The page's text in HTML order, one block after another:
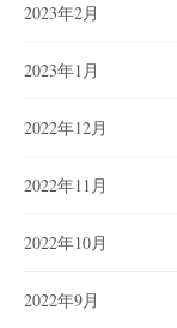
2023年2月
2023年1月
2022年12月
2022年11月
2022年10月
2022年9月